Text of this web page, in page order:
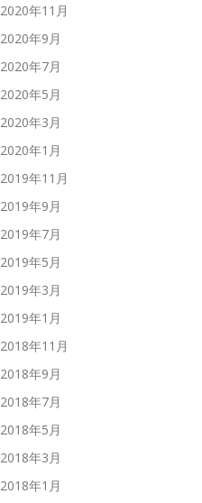
2020年11月
2020年9月
2020年7月
2020年5月
2020年3月
2020年1月
2019年11月
2019年9月
2019年7月
2019年5月
2019年3月
2019年1月
2018年11月
2018年9月
2018年7月
2018年5月
2018年3月
2018年1月